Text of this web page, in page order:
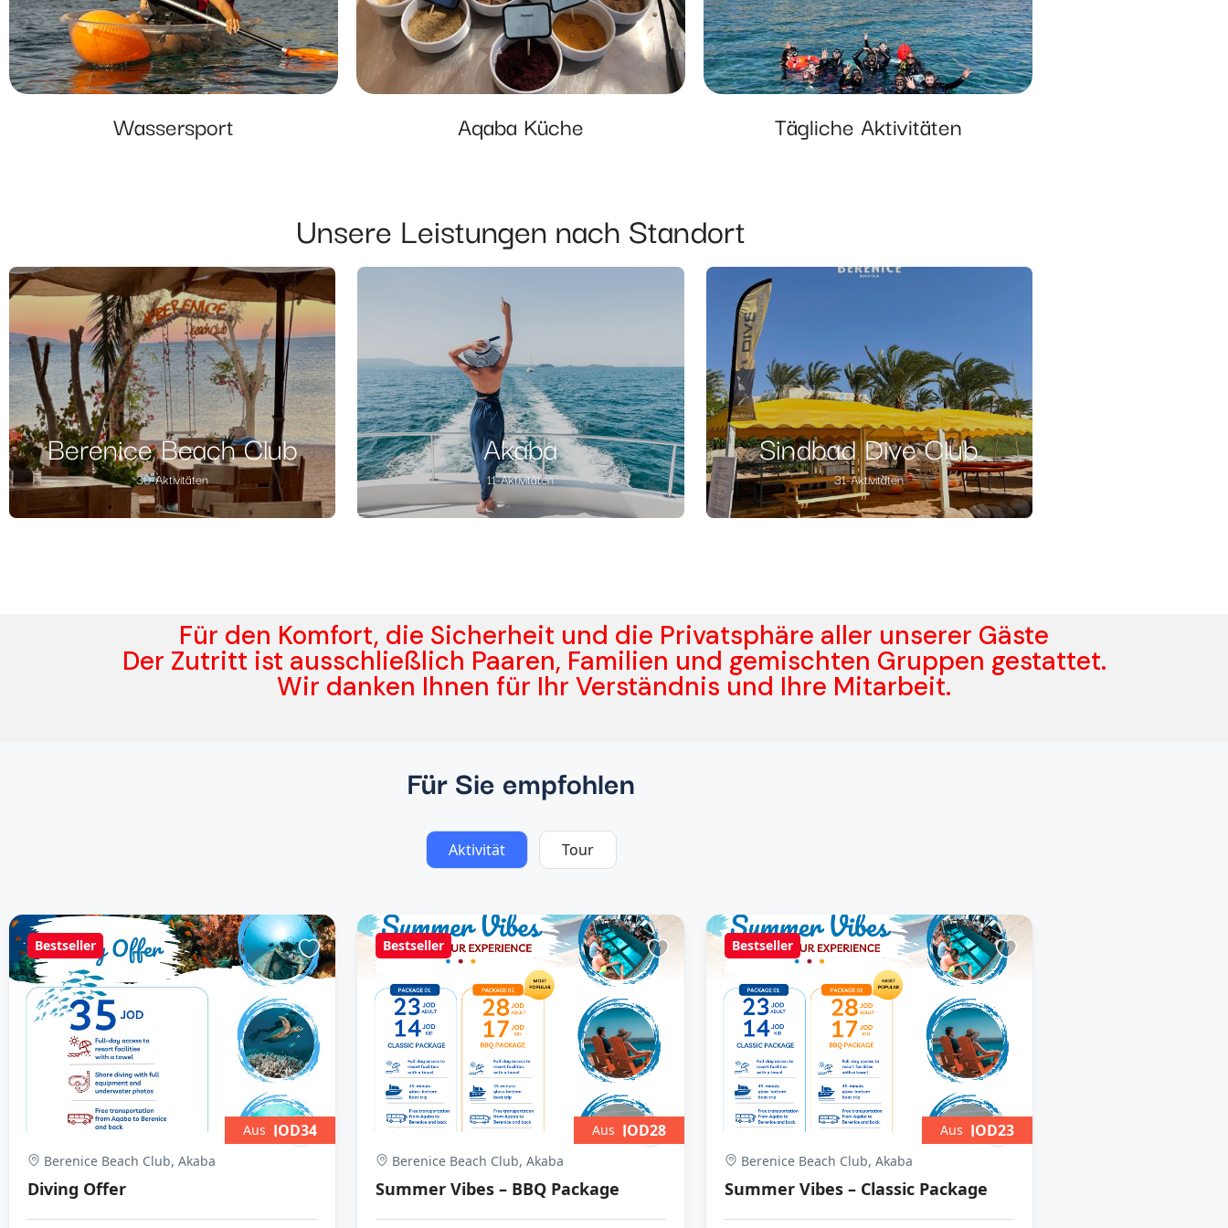
Wassersport Aqaba Küche Tägliche Aktivitäten
Unsere Leistungen nach Standort
Berenice Beach Club
30-Aktivitäten
Akaba
11-Aktivitäten
Sindbad Dive Club
31-Aktivitäten
Für den Komfort, die Sicherheit und die Privatsphäre aller unserer Gäste
Der Zutritt ist ausschließlich Paaren, Familien und gemischten Gruppen gestattet.
Wir danken Ihnen für Ihr Verständnis und Ihre Mitarbeit.
Für Sie empfohlen
Aktivität Tour
Bestseller
Berenice Beach Club, Akaba
Diving Offer
Aus JOD34
Bestseller
Berenice Beach Club, Akaba
Summer Vibes – BBQ Package
Aus JOD28
Bestseller
Berenice Beach Club, Akaba
Summer Vibes – Classic Package
Aus JOD23